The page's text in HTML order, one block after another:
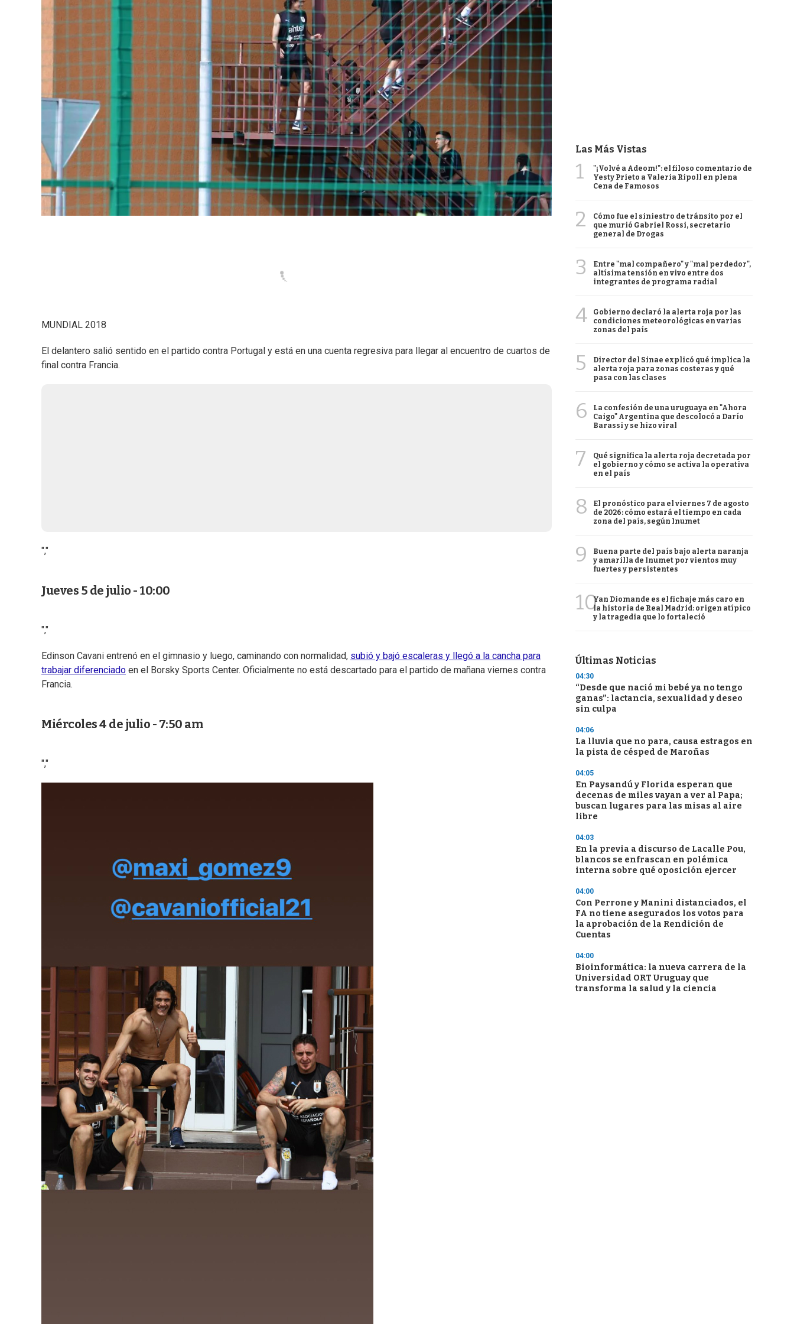
MUNDIAL 2018
El delantero salió sentido en el partido contra Portugal y está en una cuenta regresiva para llegar al encuentro de cuartos de
final contra Francia.
","
Jueves 5 de julio - 10:00
","
Edinson Cavani entrenó en el gimnasio y luego, caminando con normalidad, subió y bajó escaleras y llegó a la cancha para
trabajar diferenciado en el Borsky Sports Center. Oficialmente no está descartado para el partido de mañana viernes contra
Francia.
Miércoles 4 de julio - 7:50 am
","
Las Más Vistas
1
"¡Volvé a Adeom!": el filoso comentario de
Yesty Prieto a Valeria Ripoll en plena
Cena de Famosos
2
Cómo fue el siniestro de tránsito por el
que murió Gabriel Rossi, secretario
general de Drogas
3
Entre "mal compañero" y "mal perdedor",
altísima tensión en vivo entre dos
integrantes de programa radial
4
Gobierno declaró la alerta roja por las
condiciones meteorológicas en varias
zonas del país
5
Director del Sinae explicó qué implica la
alerta roja para zonas costeras y qué
pasa con las clases
6
La confesión de una uruguaya en "Ahora
Caigo" Argentina que descolocó a Darío
Barassi y se hizo viral
7
Qué significa la alerta roja decretada por
el gobierno y cómo se activa la operativa
en el país
8
El pronóstico para el viernes 7 de agosto
de 2026: cómo estará el tiempo en cada
zona del país, según Inumet
9
Buena parte del país bajo alerta naranja
y amarilla de Inumet por vientos muy
fuertes y persistentes
10Yan Diomande es el fichaje más caro en
la historia de Real Madrid: origen atípico
y la tragedia que lo fortaleció
Últimas Noticias
04:30
“Desde que nació mi bebé ya no tengo
ganas”: lactancia, sexualidad y deseo
sin culpa
04:06
La lluvia que no para, causa estragos en
la pista de césped de Maroñas
04:05
En Paysandú y Florida esperan que
decenas de miles vayan a ver al Papa;
buscan lugares para las misas al aire
libre
04:03
En la previa a discurso de Lacalle Pou,
blancos se enfrascan en polémica
interna sobre qué oposición ejercer
04:00
Con Perrone y Manini distanciados, el
FA no tiene asegurados los votos para
la aprobación de la Rendición de
Cuentas
04:00
Bioinformática: la nueva carrera de la
Universidad ORT Uruguay que
transforma la salud y la ciencia